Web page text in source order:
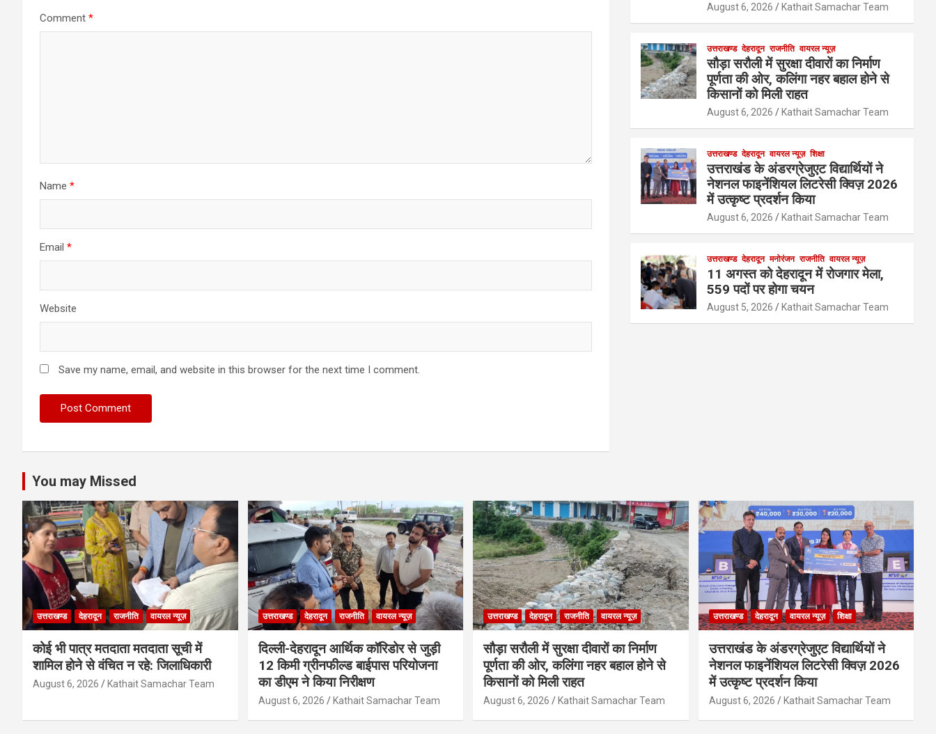
Comment *
Name *
Email *
Website
Save my name, email, and website in this browser for the next time I comment.
August 6, 2026 Kathait Samachar Team
उत्तराखण्ड देहरादून राजनीति वायरल न्यूज़
सौड़ा सरौली में सुरक्षा दीवारों का निर्माण
पूर्णता की ओर, कलिंगा नहर बहाल होने से
किसानों को मिली राहत
August 6, 2026 Kathait Samachar Team
उत्तराखण्ड देहरादून वायरल न्यूज़ शिक्षा
उत्तराखंड के अंडरग्रेजुएट विद्यार्थियों ने
नेशनल फाइनेंशियल लिटरेसी क्विज़ 2026
में उत्कृष्ट प्रदर्शन किया
August 6, 2026 Kathait Samachar Team
उत्तराखण्ड देहरादून मनोरंजन राजनीति वायरल न्यूज़
11 अगस्त को देहरादून में रोजगार मेला,
559 पदों पर होगा चयन
August 5, 2026 Kathait Samachar Team
You may Missed
उत्तराखण्ड देहरादून राजनीति वायरल न्यूज़
कोई भी पात्र मतदाता मतदाता सूची में
शामिल होने से वंचित न रहे: जिलाधिकारी
August 6, 2026 Kathait Samachar Team
उत्तराखण्ड देहरादून राजनीति वायरल न्यूज़
दिल्ली-देहरादून आर्थिक कॉरिडोर से जुड़ी
12 किमी ग्रीनफील्ड बाईपास परियोजना
का डीएम ने किया निरीक्षण
August 6, 2026 Kathait Samachar Team
उत्तराखण्ड देहरादून राजनीति वायरल न्यूज़
सौड़ा सरौली में सुरक्षा दीवारों का निर्माण
पूर्णता की ओर, कलिंगा नहर बहाल होने से
किसानों को मिली राहत
August 6, 2026 Kathait Samachar Team
उत्तराखण्ड देहरादून वायरल न्यूज़ शिक्षा
उत्तराखंड के अंडरग्रेजुएट विद्यार्थियों ने
नेशनल फाइनेंशियल लिटरेसी क्विज़ 2026
में उत्कृष्ट प्रदर्शन किया
August 6, 2026 Kathait Samachar Team